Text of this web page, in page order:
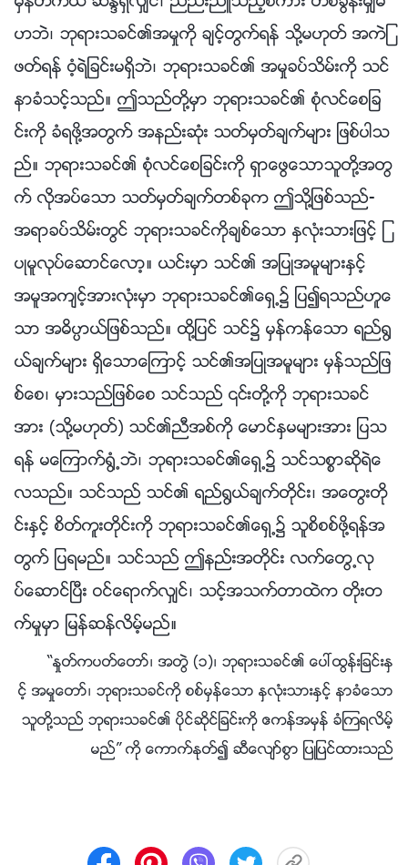
ဟဘဲ၊ ဘုရားသခင္၏အမႈကို ခ်င့္တြက္ရန္ သို႔မဟုတ္ အကဲျ
ဖတ္ရန္ ဝံ့ရဲျခင္းမရွိဘဲ၊ ဘုရားသခင္၏ အမႈခပ္သိမ္းကို သင္
နာခံသင့္သည္။ ဤသည္တို႔မွာ ဘုရားသခင္၏ စုံလင္ေစျခ
င္းကို ခံရဖို႔အတြက္ အနည္းဆုံး သတ္မွတ္ခ်က္မ်ား ျဖစ္ပါသ
ည္။ ဘုရားသခင္၏ စုံလင္ေစျခင္းကို ရွာေဖြေသာသူတို႔အတြ
က္ လိုအပ္ေသာ သတ္မွတ္ခ်က္တစ္ခုက ဤသို႔ျဖစ္သည္-
အရာခပ္သိမ္းတြင္ ဘုရားသခင္ကိုခ်စ္ေသာ ႏွလုံးသားျဖင့္ ျ
ပဳမူလုပ္ေဆာင္ေလာ့။ ယင္းမွာ သင္၏ အျပဳအမူမ်ားႏွင့္
အမူအက်င့္အားလုံးမွာ ဘုရားသခင္၏ေရွ႕၌ ျပ၍ရသည္ဟူေ
သာ အဓိပၸာယ္ျဖစ္သည္။ ထို႔ျပင္ သင္၌ မွန္ကန္ေသာ ရည္႐ြ
ယ္ခ်က္မ်ား ရွိေသာေၾကာင့္ သင္၏အျပဳအမူမ်ား မွန္သည္ျဖ
စ္ေစ၊ မွားသည္ျဖစ္ေစ သင္သည္ ၎တို႔ကို ဘုရားသခင္
အား (သို႔မဟုတ္) သင္၏ညီအစ္ကို ေမာင္ႏွမမ်ားအား ျပသ
ရန္ မေၾကာက္႐ြံ႕ဘဲ၊ ဘုရားသခင္၏ေရွ႕၌ သင္သစၥာဆိုရဲေ
လသည္။ သင္သည္ သင္၏ ရည္႐ြယ္ခ်က္တိုင္း၊ အေတြးတို
င္းႏွင့္ စိတ္ကူးတိုင္းကို ဘုရားသခင္၏ေရွ႕၌ သူစိစစ္ဖို႔ရန္အ
တြက္ ျပရမည္။ သင္သည္ ဤနည္းအတိုင္း လက္ေတြ႕လု
ပ္ေဆာင္ၿပီး ဝင္ေရာက္လွ်င္၊ သင့္အသက္တာထဲက တိုးတ
က္မႈမွာ ျမန္ဆန္လိမ့္မည္။
“ႏႈတ္ကပတ္ေတာ္၊ အတြဲ (၁)၊ ဘုရားသခင္၏ ေပၚထြန္းျခင္းႏွ
င့္ အမႈေတာ္၊ ဘုရားသခင္ကို စစ္မွန္ေသာ ႏွလုံးသားႏွင့္ နာခံေသာ
သူတို႔သည္ ဘုရားသခင္၏ ပိုင္ဆိုင္ျခင္းကို ဧကန္အမွန္ ခံၾကရလိမ့္
မည္” ကို ေကာက္ႏုတ္၍ ဆီေလ်ာ္စြာ ျပဳျပင္ထားသည္